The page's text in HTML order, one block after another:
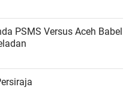
PSMS Versus Aceh Babel